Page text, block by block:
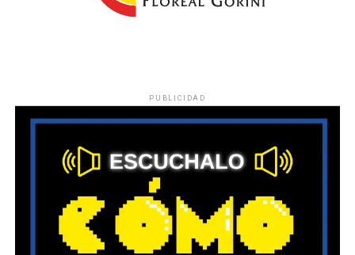
PUBLICIDAD